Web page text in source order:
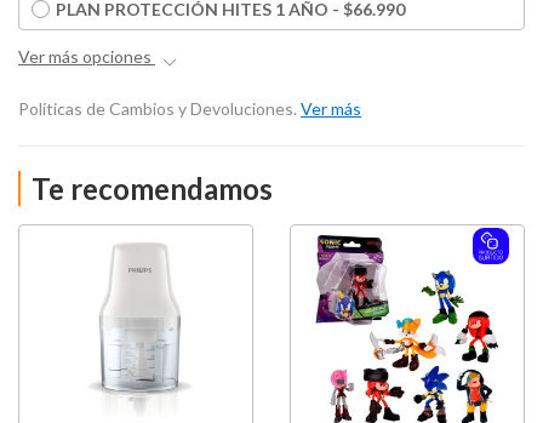
PLAN PROTECCIÓN HITES 1 AÑO - $66.990
Ver más opciones
Políticas de Cambios y Devoluciones. Ver más
Te recomendamos